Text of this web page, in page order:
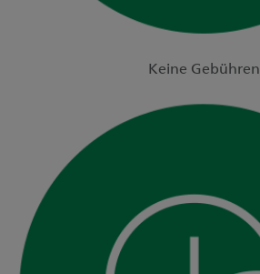
Keine Gebühren